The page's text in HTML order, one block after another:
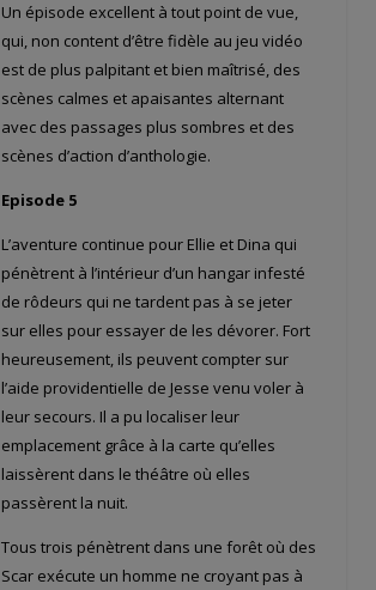
Un épisode excellent à tout point de vue,
qui, non content d’être fidèle au jeu vidéo
est de plus palpitant et bien maîtrisé, des
scènes calmes et apaisantes alternant
avec des passages plus sombres et des
scènes d’action d’anthologie.
Episode 5
L’aventure continue pour Ellie et Dina qui
pénètrent à l’intérieur d’un hangar infesté
de rôdeurs qui ne tardent pas à se jeter
sur elles pour essayer de les dévorer. Fort
heureusement, ils peuvent compter sur
l’aide providentielle de Jesse venu voler à
leur secours. Il a pu localiser leur
emplacement grâce à la carte qu’elles
laissèrent dans le théâtre où elles
passèrent la nuit.
Tous trois pénètrent dans une forêt où des
Scar exécute un homme ne croyant pas à